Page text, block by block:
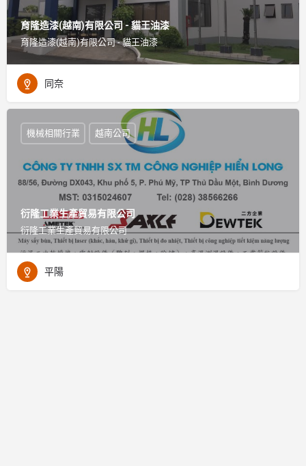
育隆造漆(越南)有限公司 - 貓王油漆
育隆造漆(越南)有限公司 - 貓王油漆
同奈
衍隆工業生產貿易有限公司
衍隆工業生產貿易有限公司
機械相關行業 越南公司
平陽